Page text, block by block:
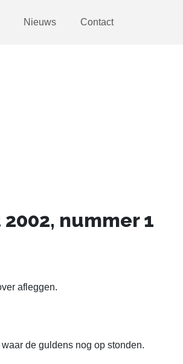
Nieuws Contact
nummer 1
afleggen.
de guldens nog op stonden.